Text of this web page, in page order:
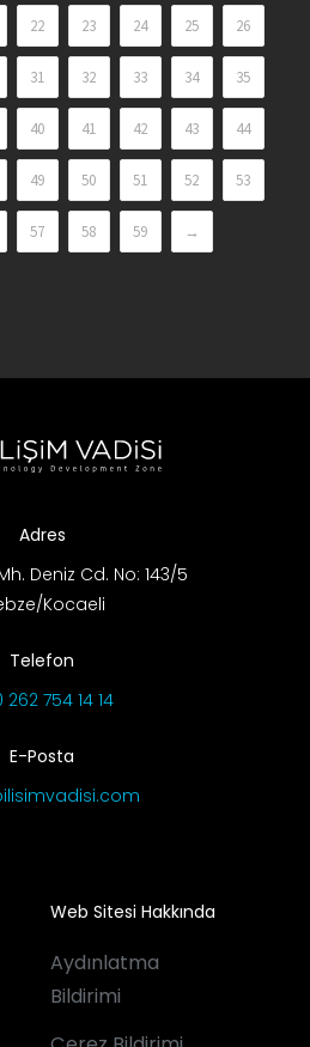
22 23 24 25 26
31 32 33 34 35
40 41 42 43 44
49 50 51 52 53
57 58 59 →
Adres
Deniz Cd. No: 143/5
Kocaeli
Telefon
262 754 14 14
E-Posta
Web Sitesi Hakkında
Aydınlatma
Bildirimi